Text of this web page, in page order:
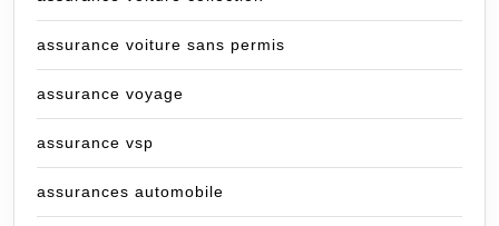
assurance voiture sans permis
assurance voyage
assurance vsp
assurances automobile